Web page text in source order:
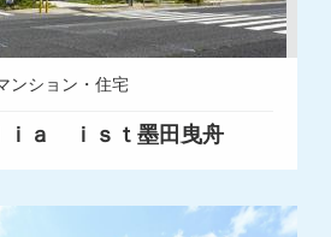
ンション・住宅
ｉａ ｉｓｔ墨田曳舟